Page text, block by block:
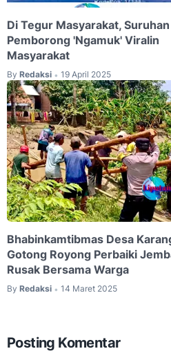
Di Tegur Masyarakat,
Pemborong 'Ngamuk' Viralin
Masyarakat
By Redaksi • 19 April 2025
Bhabinkamtibmas Desa
Gotong Royong Perbaiki
Rusak Bersama Warga
By Redaksi • 14 Maret 2025
Posting Komentar